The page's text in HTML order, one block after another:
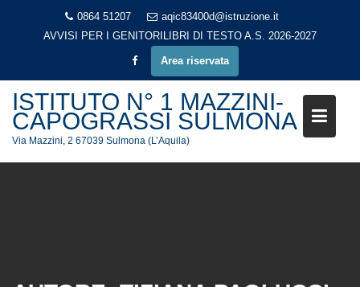
0864 51207
aqic83400d@istruzione.it
AVVISI PER I GENITORI LIBRI DI TESTO A.S. 2026-2027
Area riservata
ISTITUTO N° 1 MAZZINI-
CAPOGRASSI SULMONA
Via Mazzini, 2 67039 Sulmona (L’Aquila)